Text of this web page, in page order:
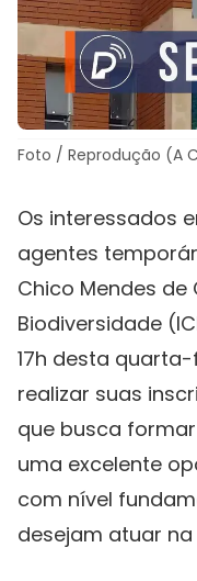
Foto / Reprodução (A
Os interessados
agentes
Chico Mendes
Biodiversidade
17h desta
realizar suas
que busca
uma excelente
com nível
desejam atuar